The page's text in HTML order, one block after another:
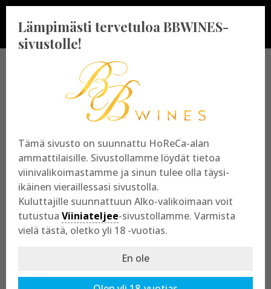
BBWINES OY
20360 Turku
y-tunnus: 2009865-8
Lämpimästi tervetuloa BBWINES-
sivustolle!
Tämä sivusto on suunnattu HoReCa-alan
ammattilaisille. Sivustollamme löydät tietoa
viinivalikoimastamme ja sinun tulee olla täysi-
ikäinen vieraillessasi sivustolla.
Kuluttajille suunnattuun Alko-valikoimaan voit
tutustua Viiniateljee-sivustollamme. Varmista
vielä tästä, oletko yli 18 -vuotias.
En ole